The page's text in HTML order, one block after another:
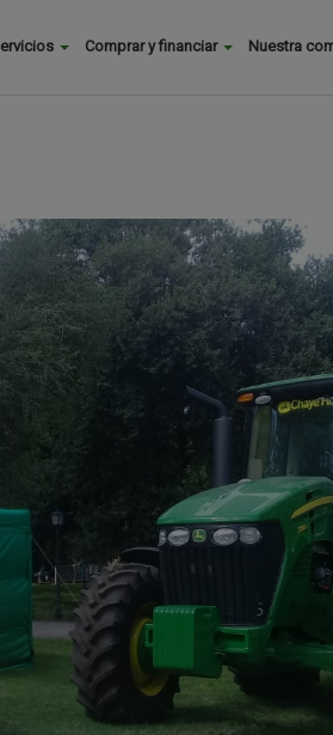
Buscar
Comprar y financiar Nuestra